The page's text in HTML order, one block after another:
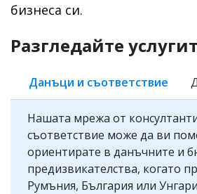
бизнеса си.
Разгледайте
Данъци и съответствие
Нашата мрежа от
съответствие може да ви
ориентирате в данъчните и
предизвикателства, когато
Румъния, България или